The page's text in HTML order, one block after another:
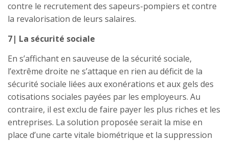
contre le recrutement des sapeurs-pompiers et contre
la revalorisation de leurs salaires.
7| La sécurité sociale
En s’affichant en sauveuse de la sécurité sociale,
l’extrême droite ne s’attaque en rien au déficit de la
sécurité sociale liées aux exonérations et aux gels des
cotisations sociales payées par les employeurs. Au
contraire, il est exclu de faire payer les plus riches et les
entreprises. La solution proposée serait la mise en
place d’une carte vitale biométrique et la suppression